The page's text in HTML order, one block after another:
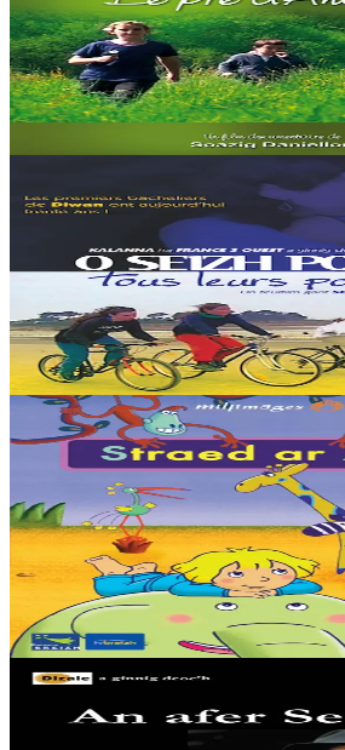
Dans les années 50, la transmission
interrompue. Une génération a choisi de
nouveaux sons. Même à la...
En stock15,00 €
Tous leurs possibles
En 1997 l'association Diwan présentait au
élèves à avoir effectué toute leur scolarité
Alan, Bleuenn, Maela et...
En stock15,00 €
Voir
Acheter
4 ans et plus
Dizale
64, Rue du Zoo 2
Les voisins de Lizig sont bien étranges, et
pensionnaires d'un zoo. Chaque nuit, son
chercher dans son lit pour...
En stock15,00 €
Voir
Acheter
Dizale
L'Affaire Seznec